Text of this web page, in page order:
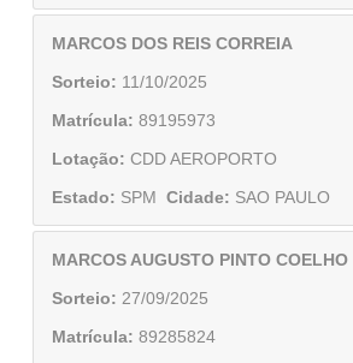
MARCOS DOS REIS CORREIA
Sorteio: 11/10/2025
Matrícula: 89195973
Lotação: CDD AEROPORTO
Estado: SPM Cidade: SAO PAULO
MARCOS AUGUSTO PINTO COELHO
Sorteio: 27/09/2025
Matrícula: 89285824